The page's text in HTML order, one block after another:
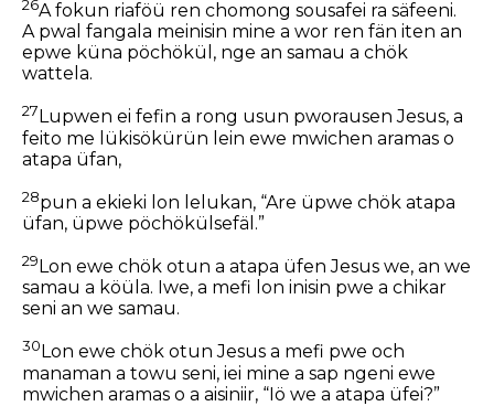
26A fokun riaföü ren chomong sousafei ra säfeeni.
A pwal fangala meinisin mine a wor ren fän iten an
epwe küna pöchökül, nge an samau a chök
wattela.
27 Lupwen ei fefin a rong usun pworausen Jesus, a
feito me lükisökürün lein ewe mwichen aramas o
atapa üfan,
28pun a ekieki lon lelukan, “Are üpwe chök atapa
üfan, üpwe pöchökülsefäl.”
29 Lon ewe chök otun a atapa üfen Jesus we, an we
samau a köüla. Iwe, a mefi lon inisin pwe a chikar
seni an we samau.
30 Lon ewe chök otun Jesus a mefi pwe och
manaman a towu seni, iei mine a sap ngeni ewe
mwichen aramas o a aisiniir, “Iö we a atapa üfei?”